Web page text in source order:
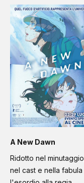
A New Dawn
Ridotto nel minutaggio,
nel cast e nella fabula